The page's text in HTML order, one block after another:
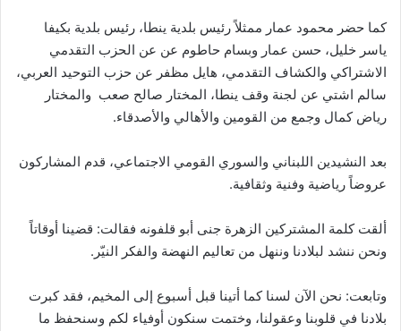
كما حضر محمود عمار ممثلاً رئيس بلدية ينطا، رئيس بلدية بكيفا
ياسر خليل، حسن عمار وبسام حاطوم عن عن الحزب التقدمي
الاشتراكي والكشاف التقدمي، هايل مظفر عن حزب التوحيد العربي،
سالم اشتي عن لجنة وقف ينطا، المختار صالح صعب والمختار
رياض كمال وجمع من القومين والأهالي والأصدقاء.
بعد النشيدين اللبناني والسوري القومي الاجتماعي، قدم المشاركون
عروضاً رياضية وفنية وثقافية.
ألقت كلمة المشتركين الزهرة جنى أبو قلفونه فقالت: قضينا أوقاتاً
ونحن ننشد لبلادنا وننهل من تعاليم النهضة والفكر النيّر.
وتابعت: نحن الآن لسنا كما أتينا قبل أسبوع إلى المخيم، فقد كبرت
بلادنا في قلوبنا وعقولنا، وختمت سنكون أوفياء لكم وسنحفظ ما